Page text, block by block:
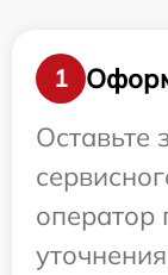
1
Оставьте
оператор